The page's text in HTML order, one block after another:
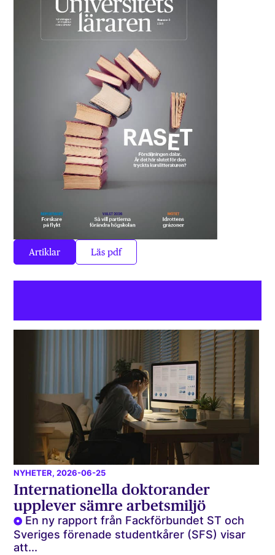
Artiklar Läs pdf
NYHETER, 2026-06-25
Internationella doktorander
upplever sämre arbetsmiljö
En ny rapport från Fackförbundet ST och
Sveriges förenade studentkårer (SFS) visar
att...